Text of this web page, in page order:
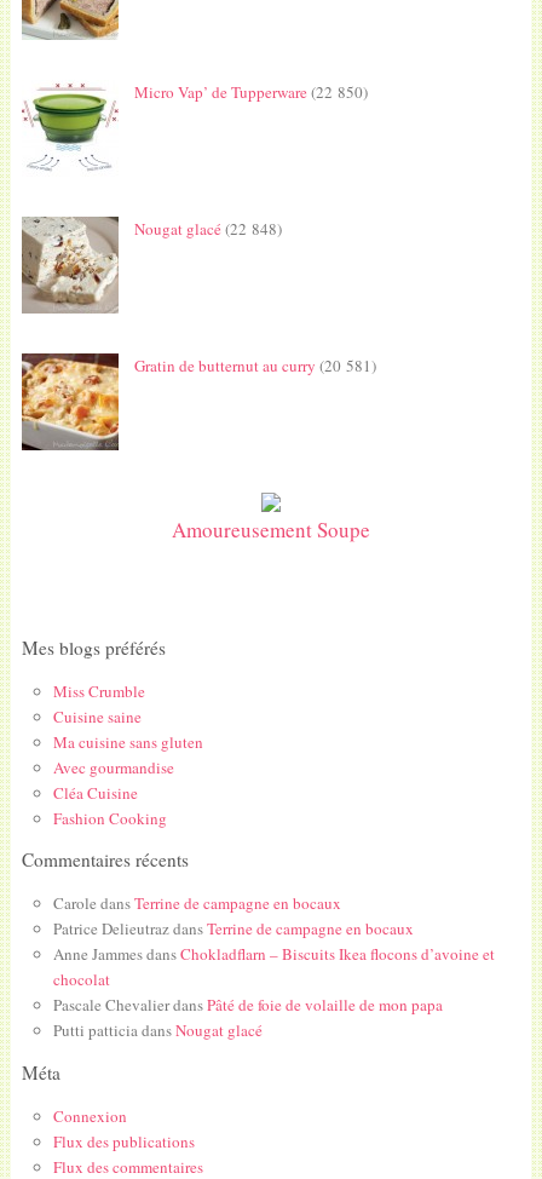
Micro Vap’ de Tupperware(22 850)
Nougat glacé(22 848)
Gratin de butternut au curry (20 581)
Amoureusement Soupe
Mes blogs préférés
Miss Crumble
Cuisine saine
Ma cuisine sans gluten
Avec gourmandise
Cléa Cuisine
Fashion Cooking
Commentaires récents
Carole dansTerrine de campagne en bocaux
Patrice DelieutrazdansTerrine de campagne en bocaux
Anne JammesdansChokladflarn – Biscuits Ikea flocons d’avoine et
chocolat
Pascale ChevalierdansPâté de foie de volaille de mon papa
Putti patticiadansNougat glacé
Méta
Connexion
Flux des publications
Flux des commentaires